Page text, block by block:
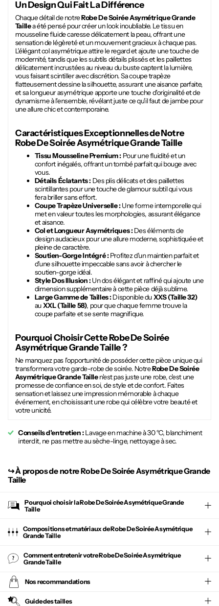
Un Design Qui Fait La Différence
Chaque détail de notreRobe De Soirée Asymétrique Grande
Taillea été pensé pour créer un look inoubliable. Le tissu en
mousseline fluide caresse délicatement la peau, offrant une
sensation de légèreté et un mouvement gracieux à chaque pas.
L'élégant col asymétrique attire le regard et ajoute une touche de
modernité, tandis que les subtils détails plissés et les paillettes
délicatement incrustées au niveau du buste captent la lumière,
vous faisant scintiller avec discrétion. Sa coupe trapèze
flatteusement dessine la silhouette, assurant une aisance parfaite,
et sa longueur asymétrique apporte une touche d'originalité et de
dynamisme à l'ensemble, révélant juste ce qu'il faut de jambe pour
une allure chic et contemporaine.
Caractéristiques Exceptionnelles de Notre
Robe De Soirée Asymétrique Grande Taille
Tissu Mousseline Premium : Pour une fluidité et un
confort inégalés, offrant un tombé parfait qui bouge avec
vous.
Détails Éclatants :Des plis délicats et des paillettes
scintillantes pour une touche de glamour subtil qui vous
fera briller sans effort.
Coupe Trapèze Universelle :Une forme intemporelle qui
met en valeur toutes les morphologies, assurant élégance
et aisance.
Col et Longueur Asymétriques :Des éléments de
design audacieux pour une allure moderne, sophistiquée et
pleine de caractère.
Soutien-Gorge Intégré :Profitez d'un maintien parfait et
d'une silhouette impeccable sans avoir à chercher le
soutien-gorge idéal.
Style Dos Illusion :Un dos élégant et raffiné qui ajoute une
dimension supplémentaire à cette pièce déjà sublime.
Large Gamme de Tailles :Disponible duXXS (Taille 32)
auXXL (Taille 58), pour que chaque femme trouve la
coupe parfaite et se sente magnifique.
Pourquoi Choisir CetteRobe De Soirée
Asymétrique Grande Taille?
Ne manquez pas l'opportunité de posséder cette pièce unique qui
transformera votre garde-robe de soirée. NotreRobe De Soirée
Asymétrique Grande Taillen'est pas juste une robe, c'est une
promesse de confiance en soi, de style et de confort. Faites
sensation et laissez une impression mémorable à chaque
événement, en choisissant une robe qui célèbre votre beauté et
votre unicité.
Conseils d'entretien :Lavage en machine à 30 °C, blanchiment
interdit, ne pas mettre au sèche-linge, nettoyage à sec.
↪︎À propos de notre Robe De Soirée Asymétrique Grande
Taille
Pourquoi choisir laRobe De Soirée Asymétrique Grande
Taille
Compositions et matériaux de Robe De Soirée Asymétrique
Grande Taille
Comment entretenir votreRobe De Soirée Asymétrique
Grande Taille
Nos recommandations
Guide des tailles